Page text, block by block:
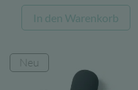
Preis
war:
Preis
ist:
In den Warenkorb
Neu